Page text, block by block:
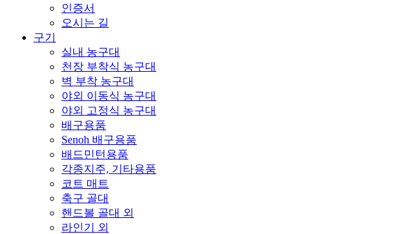
인증서
오시는 길
구기
실내 농구대
천장 부착식 농구대
벽 부착 농구대
야외 이동식 농구대
야외 고정식 농구대
배구용품
Senoh 배구용품
배드민턴용품
각종지주, 기타용품
코트 매트
축구 골대
핸드볼 골대 외
라인기 외